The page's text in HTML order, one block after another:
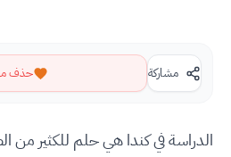
مشاركة حذف
الدراسة في كندا هي حلم للكثير من